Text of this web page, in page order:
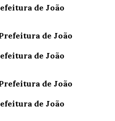
de João
de João
de João